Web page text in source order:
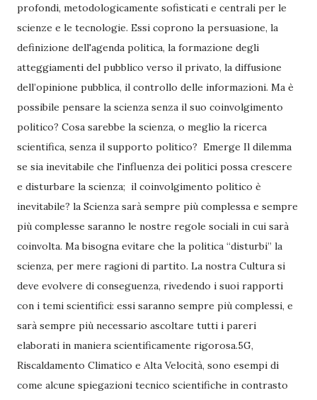
profondi, metodologicamente sofisticati e centrali per le
scienze e le tecnologie. Essi coprono la persuasione, la
definizione dell'agenda politica, la formazione degli
atteggiamenti del pubblico verso il privato, la diffusione
dell’opinione pubblica, il controllo delle informazioni. Ma è
possibile pensare la scienza senza il suo coinvolgimento
politico? Cosa sarebbe la scienza, o meglio la ricerca
scientifica, senza il supporto politico? Emerge Il dilemma
se sia inevitabile che l'influenza dei politici possa crescere
e disturbare la scienza; il coinvolgimento politico è
inevitabile? la Scienza sarà sempre più complessa e sempre
più complesse saranno le nostre regole sociali in cui sarà
coinvolta. Ma bisogna evitare che la politica “disturbi” la
scienza, per mere ragioni di partito. La nostra Cultura si
deve evolvere di conseguenza, rivedendo i suoi rapporti
con i temi scientifici: essi saranno sempre più complessi, e
sarà sempre più necessario ascoltare tutti i pareri
elaborati in maniera scientificamente rigorosa.5G,
Riscaldamento Climatico e Alta Velocità, sono esempi di
come alcune spiegazioni tecnico scientifiche in contrasto